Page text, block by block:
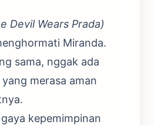
Devil Wears Prada)
Miranda.
sama, nggak ada
merasa aman
kepemimpinan